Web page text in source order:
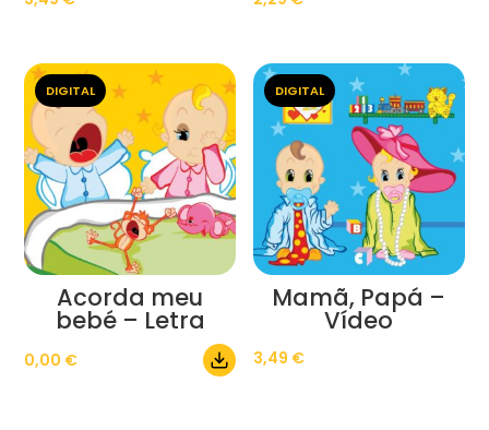
DIGITAL
Acorda meu
bebé – Letra
0,00 €
DIGITAL
Mamã, Papá –
Vídeo
3,49 €